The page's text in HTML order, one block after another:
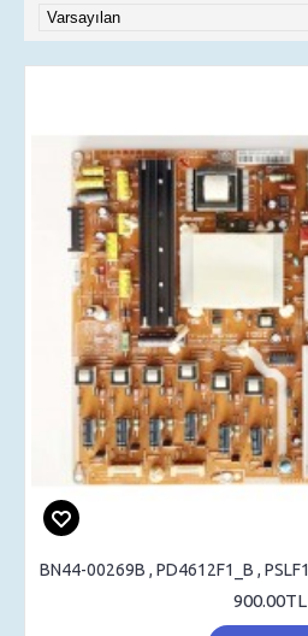
900.00TL